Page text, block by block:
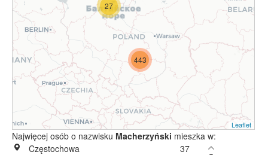
27
443
Leaflet
Najwięcej osób o nazwisku Macherzyński mieszka w:
Częstochowa
37